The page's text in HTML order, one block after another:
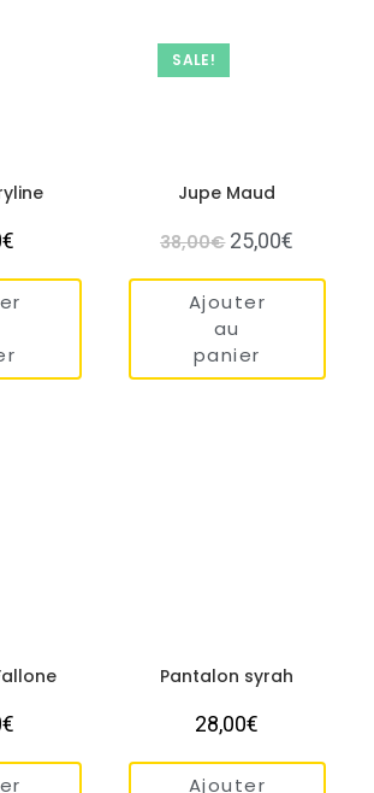
€
SALE!
Jupe Maud
38,00€ 25,00€
Ajouter
au
panier
€
Pantalon syrah
28,00€
Ajouter